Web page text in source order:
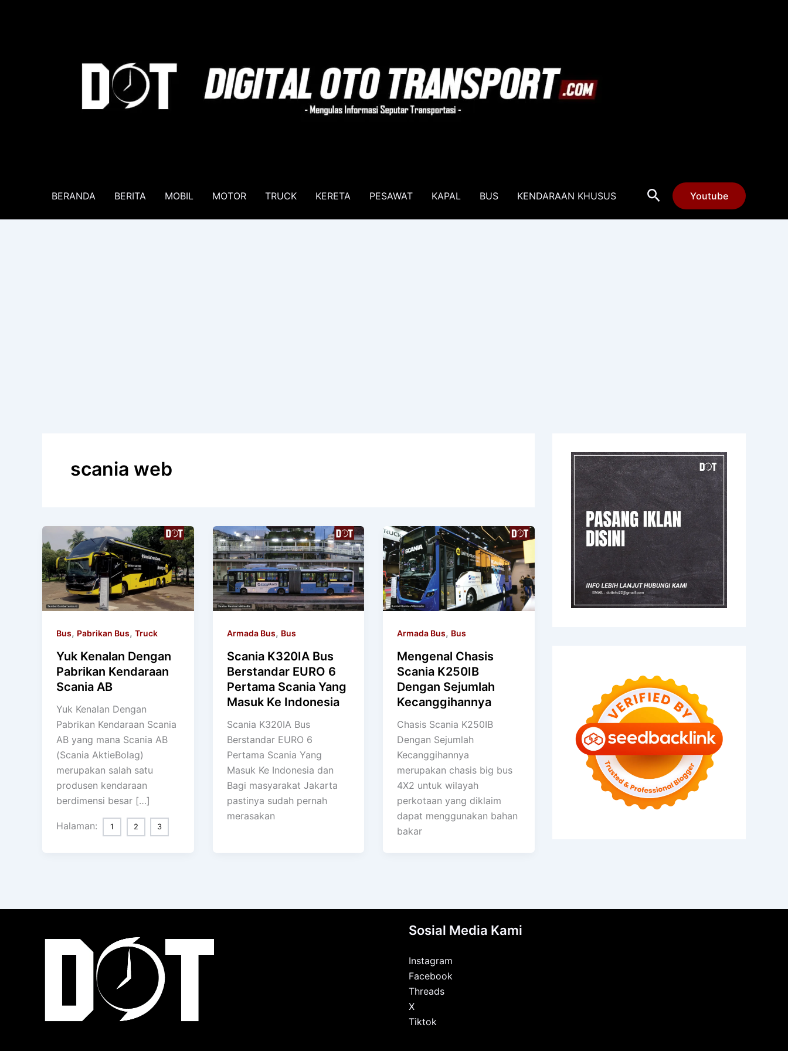
BERANDA BERITA MOBIL MOTOR TRUCK KERETA PESAWAT KAPAL BUS KENDARAAN KHUSUS Cari Youtube
scania web
Bus, Pabrikan Bus, Truck
Yuk Kenalan Dengan
Pabrikan Kendaraan
Scania AB
Yuk Kenalan Dengan
Pabrikan Kendaraan Scania
AB yang mana Scania AB
(Scania AktieBolag)
merupakan salah satu
produsen kendaraan
berdimensi besar […]
Halaman: 1 2 3
Armada Bus, Bus
Scania K320IA Bus
Berstandar EURO 6
Pertama Scania Yang
Masuk Ke Indonesia
Scania K320IA Bus
Berstandar EURO 6
Pertama Scania Yang
Masuk Ke Indonesia dan
Bagi masyarakat Jakarta
pastinya sudah pernah
merasakan
Armada Bus, Bus
Mengenal Chasis
Scania K250IB
Dengan Sejumlah
Kecanggihannya
Chasis Scania K250IB
Dengan Sejumlah
Kecanggihannya
merupakan chasis big bus
4X2 untuk wilayah
perkotaan yang diklaim
dapat menggunakan bahan
bakar
Sosial Media Kami
Instagram
Facebook
Threads
X
Tiktok